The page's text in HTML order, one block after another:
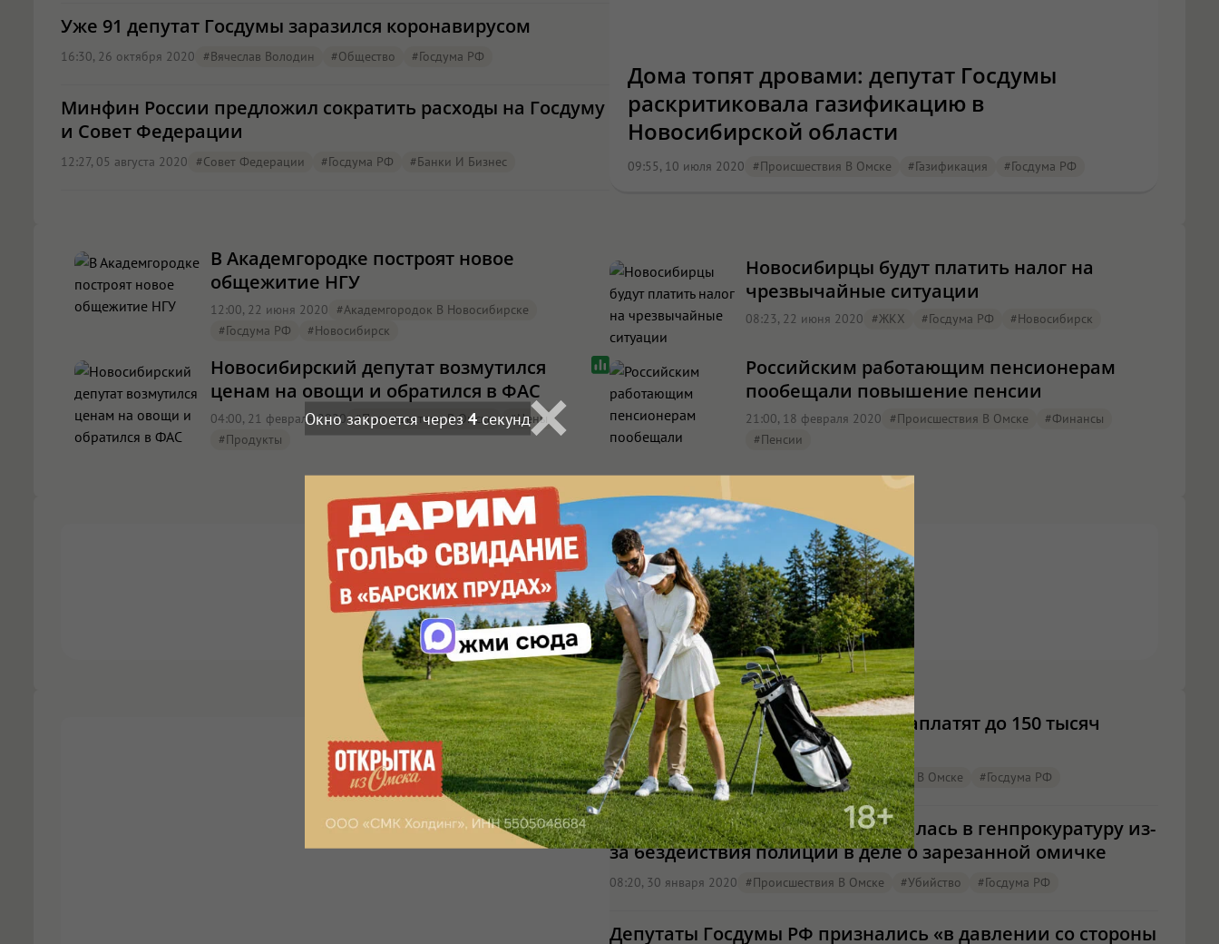
Уже 91 депутат Госдумы заразился коронавирусом
16:30, 26 октября 2020 #Вячеслав Володин #Общество #Госдума РФ
Минфин России предложил сократить расходы на Госдуму
и Совет Федерации
12:27, 05 августа 2020 #совет Федерации #Госдума РФ #Банки И Бизнес
Дома топят дровами: депутат Госдумы
раскритиковала газификацию в
Новосибирской области
09:55, 10 июля 2020 #Происшествия В Омске #газификация #Госдума РФ
В Академгородке построят новое
общежитие НГУ
12:00, 22 июня 2020 #Академгородок В Новосибирске
#Госдума РФ
#Новосибирск
Новосибирцы будут платить налог на
чрезвычайные ситуации
08:23, 22 июня 2020 #ЖКХ #Госдума РФ #Новосибирск
Новосибирский депутат возмутился
ценам на овощи и обратился в ФАС
04:00, 21 февраля 2020 #Происшествия В Омске
#цены
#продукты
Российским работающим пенсионерам
пообещали повышение пенсии
21:00, 18 февраля 2020 #Происшествия В Омске
#финансы
#пенсии
Закон о тишине: новосибирцы заплатят до 150 тысяч
рублей за шум в ночное время
10:01, 03 февраля 2020 #штрафы #Происшествия В Омске #Госдума РФ
Депутат Оксана Пушкина обратилась в генпрокуратуру из-
за бездействия полиции в деле о зарезанной омичке
08:20, 30 января 2020 #Происшествия В Омске #убийство #Госдума РФ
Депутаты Госдумы РФ признались «в давлении со стороны
Окно закроется через3секунд